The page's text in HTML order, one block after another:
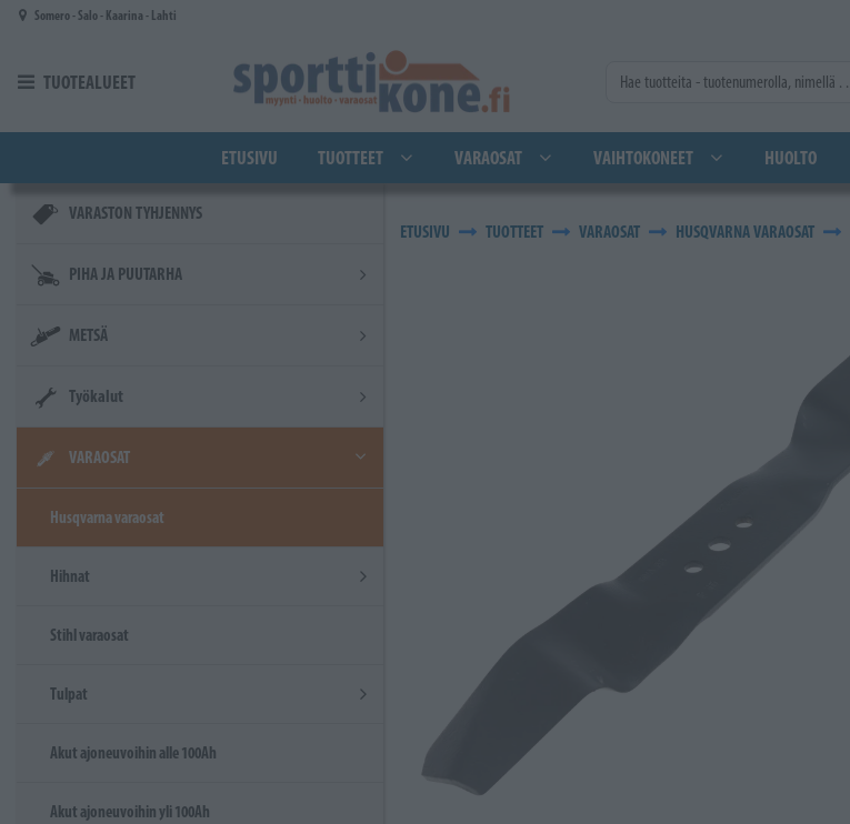
Siirry pääsisältöön
Somero - Salo - Kaarina - Lahti
TUOTEALUEET
ETUSIVU TUOTTEET VARAOSAT VAIHTOKONEET HUOLTO
VARASTON TYHJENNYS
PIHA JA PUUTARHA
METSÄ
Työkalut
VARAOSAT
Husqvarna varaosat
Hihnat
Stihl varaosat
Tulpat
Akut ajoneuvoihin alle 100Ah
Akut ajoneuvoihin yli 100Ah
ETUSIVU TUOTTEET VARAOSAT HUSQVARNA VARAOSAT